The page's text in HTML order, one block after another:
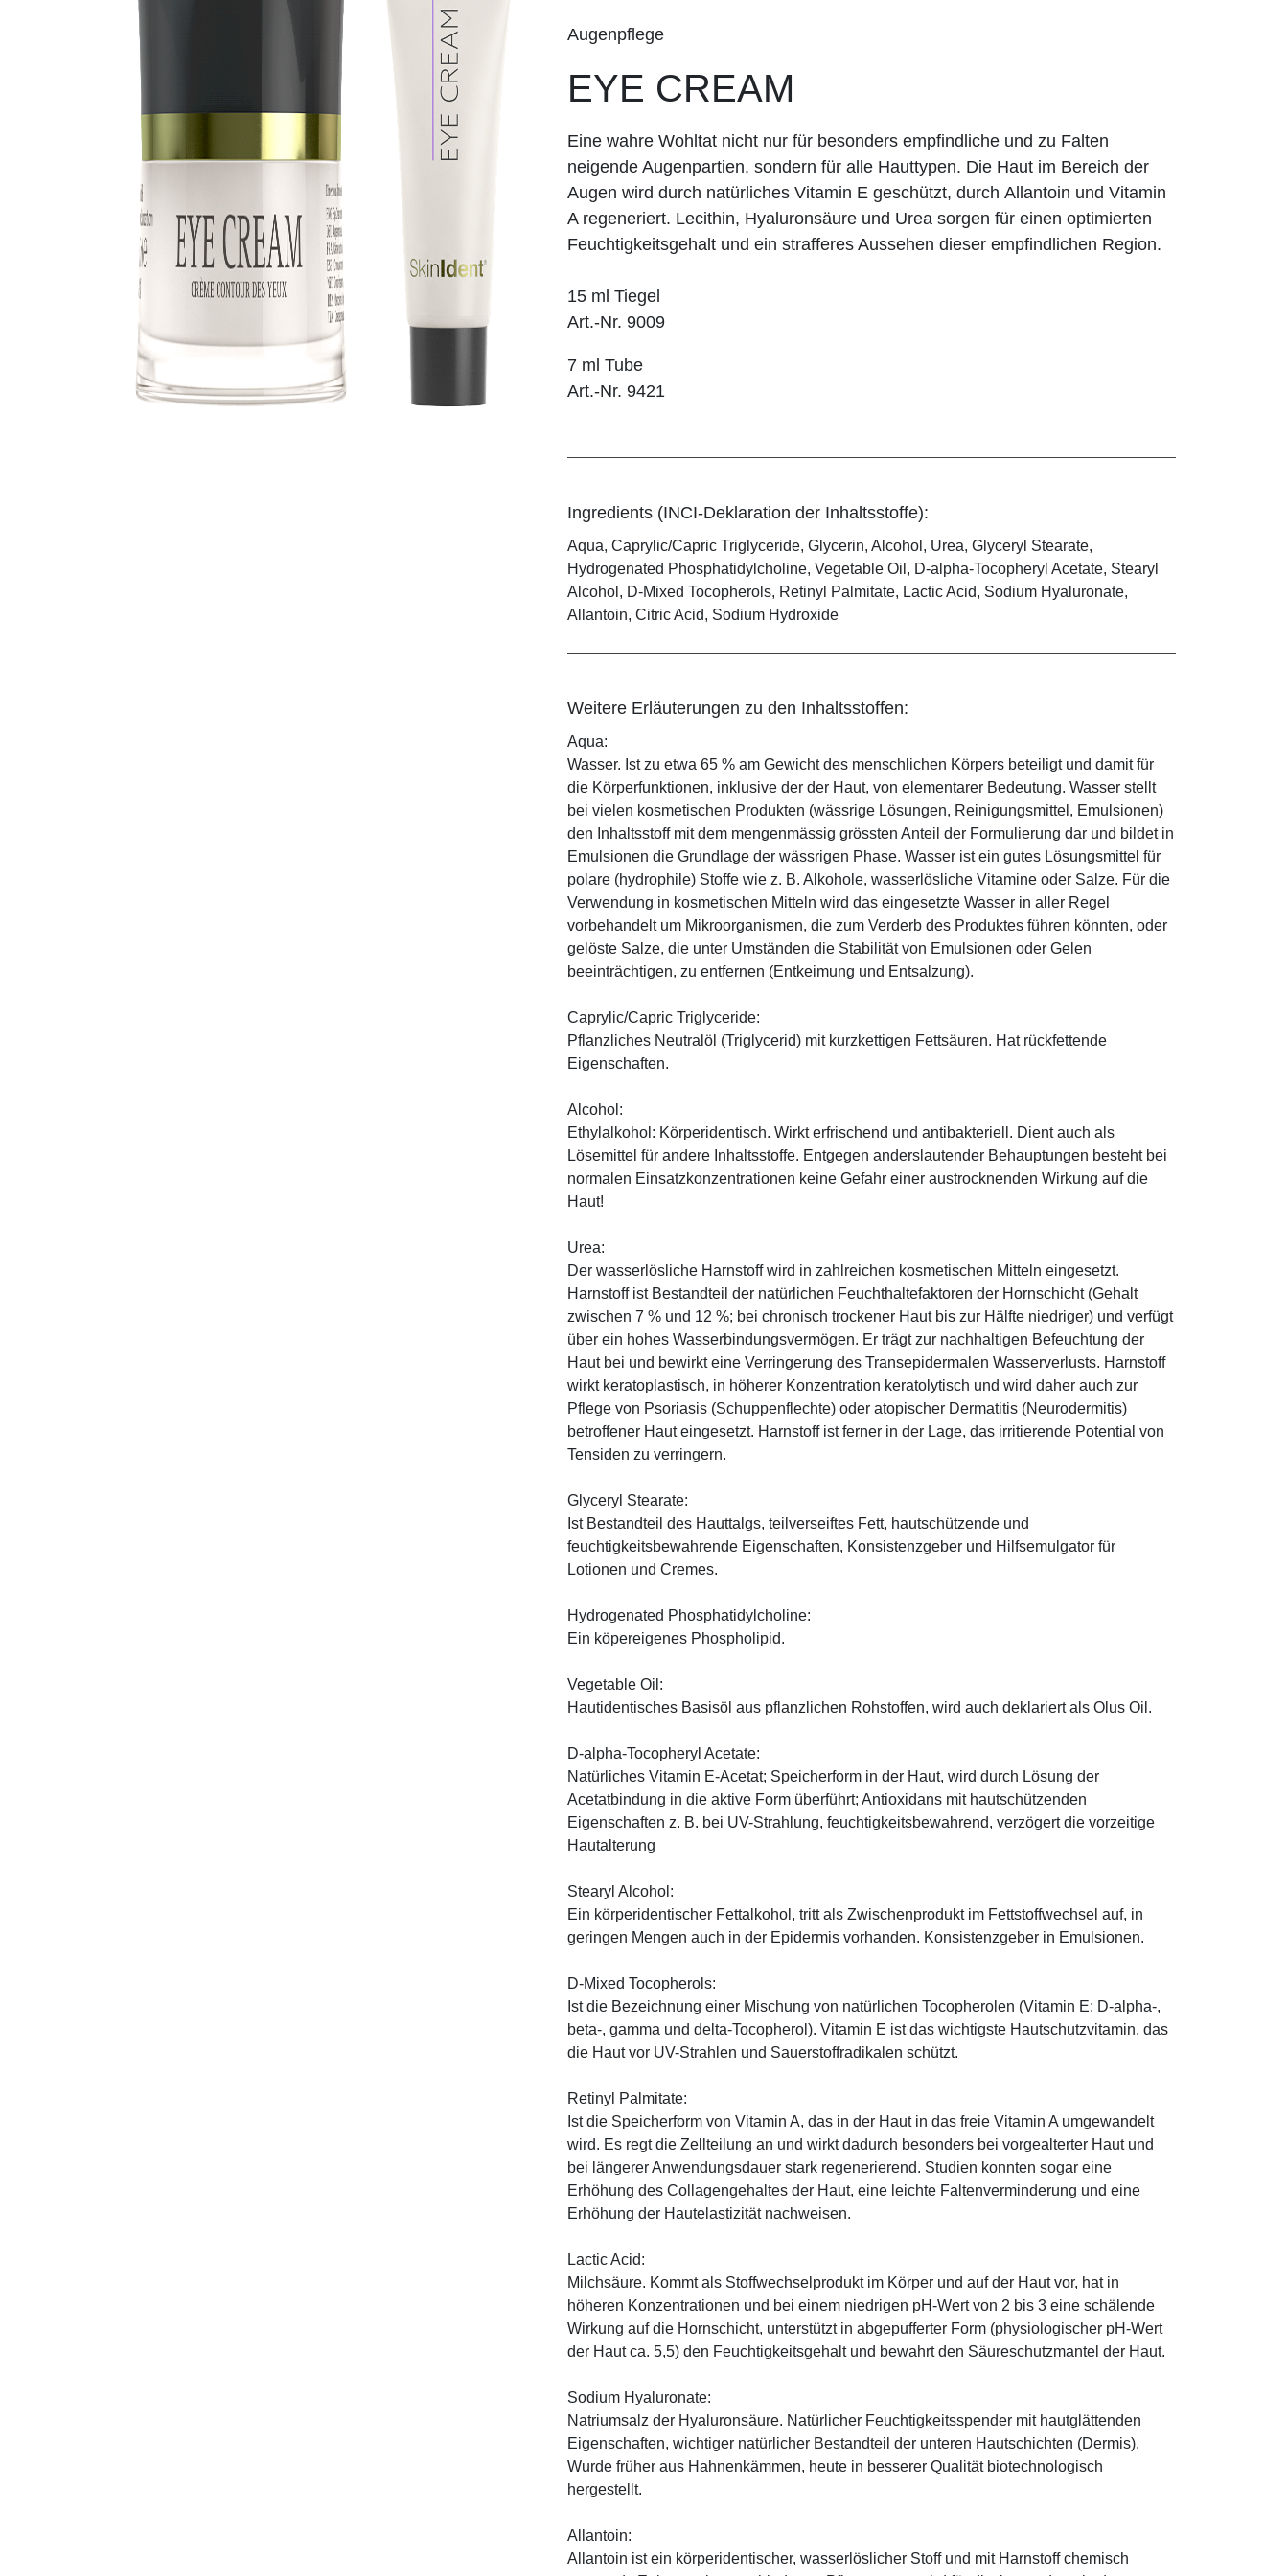
Augenpflege
EYE CREAM
Eine wahre Wohltat nicht nur für besonders empfindliche und zu Falten
neigende Augenpartien, sondern für alle Hauttypen. Die Haut im Bereich der
Augen wird durch natürliches Vitamin E geschützt, durch Allantoin und Vitamin
A regeneriert. Lecithin, Hyaluronsäure und Urea sorgen für einen optimierten
Feuchtigkeitsgehalt und ein strafferes Aussehen dieser empfindlichen Region.
15 ml Tiegel
Art.-Nr. 9009
7 ml Tube
Art.-Nr. 9421
Ingredients (INCI-Deklaration der Inhaltsstoffe):
Aqua, Caprylic/Capric Triglyceride, Glycerin, Alcohol, Urea, Glyceryl Stearate,
Hydrogenated Phosphatidylcholine, Vegetable Oil, D-alpha-Tocopheryl Acetate, Stearyl
Alcohol, D-Mixed Tocopherols, Retinyl Palmitate, Lactic Acid, Sodium Hyaluronate,
Allantoin, Citric Acid, Sodium Hydroxide
Weitere Erläuterungen zu den Inhaltsstoffen:
Aqua:
Wasser. Ist zu etwa 65 % am Gewicht des menschlichen Körpers beteiligt und damit für
die Körperfunktionen, inklusive der der Haut, von elementarer Bedeutung. Wasser stellt
bei vielen kosmetischen Produkten (wässrige Lösungen, Reinigungsmittel, Emulsionen)
den Inhaltsstoff mit dem mengenmässig grössten Anteil der Formulierung dar und bildet in
Emulsionen die Grundlage der wässrigen Phase. Wasser ist ein gutes Lösungsmittel für
polare (hydrophile) Stoffe wie z. B. Alkohole, wasserlösliche Vitamine oder Salze. Für die
Verwendung in kosmetischen Mitteln wird das eingesetzte Wasser in aller Regel
vorbehandelt um Mikroorganismen, die zum Verderb des Produktes führen könnten, oder
gelöste Salze, die unter Umständen die Stabilität von Emulsionen oder Gelen
beeinträchtigen, zu entfernen (Entkeimung und Entsalzung).
Caprylic/Capric Triglyceride:
Pflanzliches Neutralöl (Triglycerid) mit kurzkettigen Fettsäuren. Hat rückfettende
Eigenschaften.
Alcohol:
Ethylalkohol: Körperidentisch. Wirkt erfrischend und antibakteriell. Dient auch als
Lösemittel für andere Inhaltsstoffe. Entgegen anderslautender Behauptungen besteht bei
normalen Einsatzkonzentrationen keine Gefahr einer austrocknenden Wirkung auf die
Haut!
Urea:
Der wasserlösliche Harnstoff wird in zahlreichen kosmetischen Mitteln eingesetzt.
Harnstoff ist Bestandteil der natürlichen Feuchthaltefaktoren der Hornschicht (Gehalt
zwischen 7 % und 12 %; bei chronisch trockener Haut bis zur Hälfte niedriger) und verfügt
über ein hohes Wasserbindungsvermögen. Er trägt zur nachhaltigen Befeuchtung der
Haut bei und bewirkt eine Verringerung des Transepidermalen Wasserverlusts. Harnstoff
wirkt keratoplastisch, in höherer Konzentration keratolytisch und wird daher auch zur
Pflege von Psoriasis (Schuppenflechte) oder atopischer Dermatitis (Neurodermitis)
betroffener Haut eingesetzt. Harnstoff ist ferner in der Lage, das irritierende Potential von
Tensiden zu verringern.
Glyceryl Stearate:
Ist Bestandteil des Hauttalgs, teilverseiftes Fett, hautschützende und
feuchtigkeitsbewahrende Eigenschaften, Konsistenzgeber und Hilfsemulgator für
Lotionen und Cremes.
Hydrogenated Phosphatidylcholine:
Ein köpereigenes Phospholipid.
Vegetable Oil:
Hautidentisches Basisöl aus pflanzlichen Rohstoffen, wird auch deklariert als Olus Oil.
D-alpha-Tocopheryl Acetate:
Natürliches Vitamin E-Acetat; Speicherform in der Haut, wird durch Lösung der
Acetatbindung in die aktive Form überführt; Antioxidans mit hautschützenden
Eigenschaften z. B. bei UV-Strahlung, feuchtigkeitsbewahrend, verzögert die vorzeitige
Hautalterung
Stearyl Alcohol:
Ein körperidentischer Fettalkohol, tritt als Zwischenprodukt im Fettstoffwechsel auf, in
geringen Mengen auch in der Epidermis vorhanden. Konsistenzgeber in Emulsionen.
D-Mixed Tocopherols:
Ist die Bezeichnung einer Mischung von natürlichen Tocopherolen (Vitamin E; D-alpha-,
beta-, gamma und delta-Tocopherol). Vitamin E ist das wichtigste Hautschutzvitamin, das
die Haut vor UV-Strahlen und Sauerstoffradikalen schützt.
Retinyl Palmitate:
Ist die Speicherform von Vitamin A, das in der Haut in das freie Vitamin A umgewandelt
wird. Es regt die Zellteilung an und wirkt dadurch besonders bei vorgealterter Haut und
bei längerer Anwendungsdauer stark regenerierend. Studien konnten sogar eine
Erhöhung des Collagengehaltes der Haut, eine leichte Faltenverminderung und eine
Erhöhung der Hautelastizität nachweisen.
Lactic Acid:
Milchsäure. Kommt als Stoffwechselprodukt im Körper und auf der Haut vor, hat in
höheren Konzentrationen und bei einem niedrigen pH-Wert von 2 bis 3 eine schälende
Wirkung auf die Hornschicht, unterstützt in abgepufferter Form (physiologischer pH-Wert
der Haut ca. 5,5) den Feuchtigkeitsgehalt und bewahrt den Säureschutzmantel der Haut.
Sodium Hyaluronate:
Natriumsalz der Hyaluronsäure. Natürlicher Feuchtigkeitsspender mit hautglättenden
Eigenschaften, wichtiger natürlicher Bestandteil der unteren Hautschichten (Dermis).
Wurde früher aus Hahnenkämmen, heute in besserer Qualität biotechnologisch
hergestellt.
Allantoin:
Allantoin ist ein körperidentischer, wasserlöslicher Stoff und mit Harnstoff chemisch